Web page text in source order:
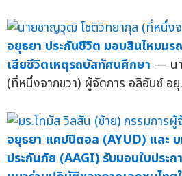
อยุธยา ประกันชีวิต มอบสินไหมม
เสียชีวิตเหตุรถบัสทัศนศึกษา — น
(ที่หนึ่งจากขวา) ผู้จัดการ อลิอันซ์ อยุ
อยุธยา แคปปิตอล (AYUD) และ
ประกันภัย (AAGI) รับมอบใบประก